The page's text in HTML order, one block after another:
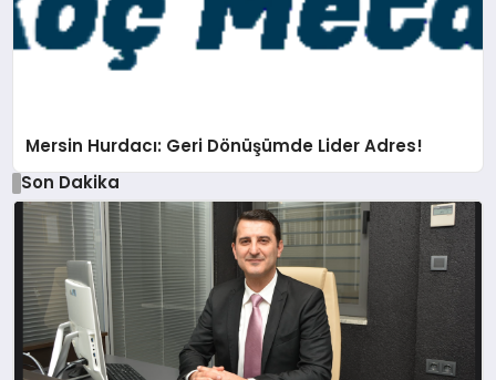
Mersin Hurdacı: Geri Dönüşümde Lider Adres!
Son Dakika